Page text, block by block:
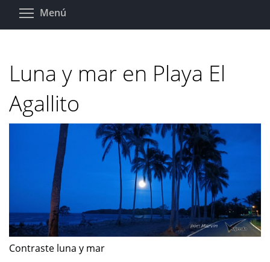
Pasar
Menú
Luna y mar en Playa El
Agallito
Contraste luna y mar